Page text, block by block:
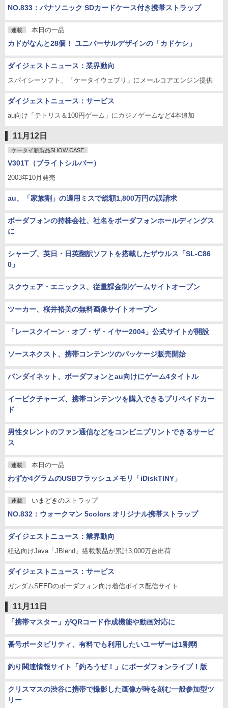
NO.833：パナソニック SDカードケース付き携帯ストラップ
連載 本日の一品
カドがなんと28個！ ユニバーサルデザインの「カドケシ」
ダイジェストニュース：業界動向
スパイシーソフト、「ケータイウェブリ」にメールコアエンジン提供
ダイジェストニュース：サービス
au向け「テトリス＆100円ゲーム」にカジノゲームなど4本追加
11月12日
ケータイ新製品SHOW CASE
V301T（ブライトシルバー）
2003年10月発売
au、「家族割」の適用ミスで総額1,800万円の誤請求
ボーダフォンの持株会社、社名をボーダフォンホールディングス
に
シャープ、英日・日英翻訳ソフトを搭載したザウルス「SL-C86
0」
スクウェア・エニックス、従量課金制ゲームサイトオープン
ツーカー、桜井裕美の無料画像サイトオープン
「レースクイーン・オブ・ザ・イヤー2004」公式サイトが開設
ソースネクスト、携帯コンテンツのパッケージ販売開始
バンダイネット、ボーダフォンとau向けにゲーム4タイトル
イーピクチャーズ、携帯コンテンツを購入できるプリペイドカー
ド
男性タレントのファン通信などをコンビニプリントできるサービ
ス
連載 本日の一品
わずか4グラムのUSBフラッシュメモリ「iDiskTINY」
連載 いまどきのストラップ
NO.832：ウォークマン 5colors オリジナル携帯ストラップ
ダイジェストニュース：業界動向
組込向けJava「JBlend」搭載製品が累計3,000万台出荷
ダイジェストニュース：サービス
ガンダムSEEDのボーダフォン向け着信ボイス配信サイト
11月11日
「携帯マスター」がQRコード作成機能や動画対応に
番号ポータビリティ、有料でも利用したいユーザーは1割弱
釣り関連情報サイト「釣ろうぜ！」にボーダフォンライブ！版
クリスマスの渋谷に携帯で撮影した画像が時を刻む一般参加型ツ
リー